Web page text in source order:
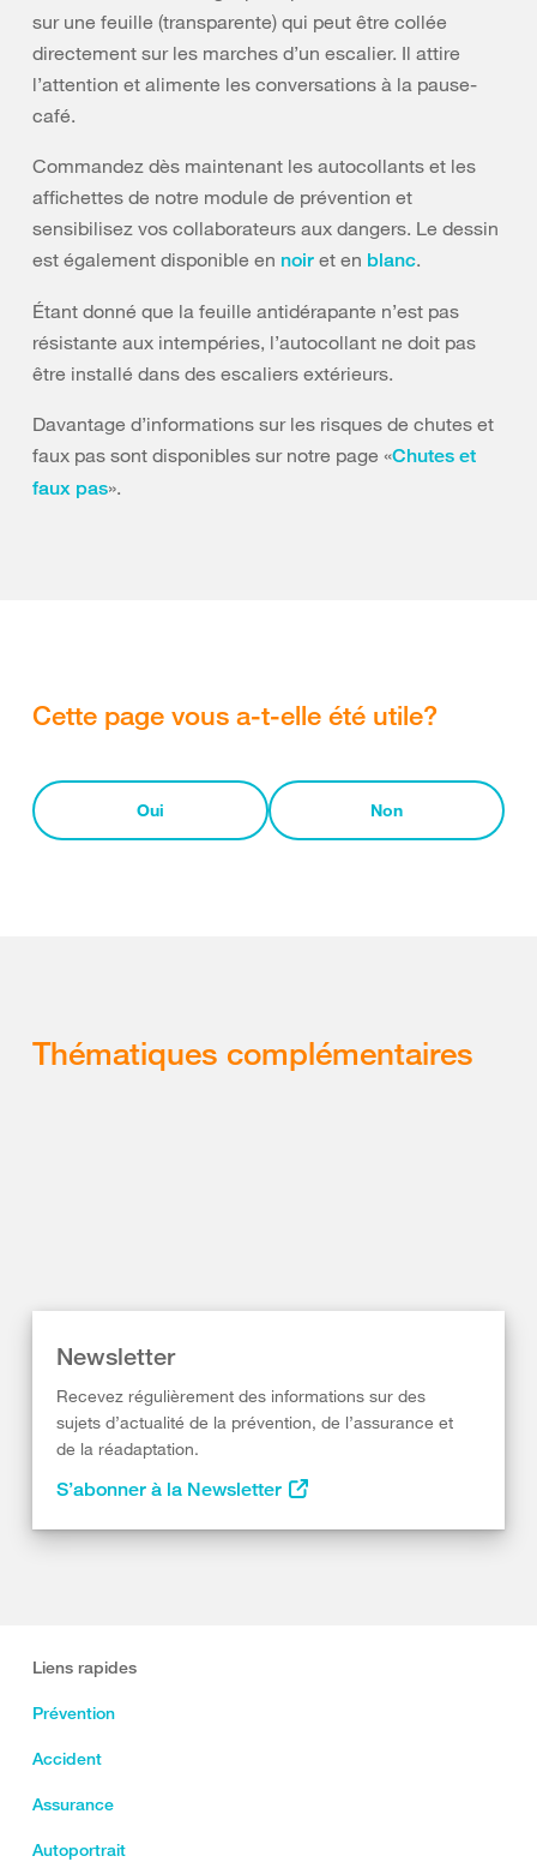
sur une feuille (transparente) qui peut être collée
directement sur les marches d’un escalier. Il attire
l’attention et alimente les conversations à la pause-
café.
Commandez dès maintenant les autocollants et les
affichettes de notre module de prévention et
sensibilisez vos collaborateurs aux dangers. Le dessin
est également disponible en noir et en blanc.
Étant donné que la feuille antidérapante n’est pas
résistante aux intempéries, l’autocollant ne doit pas
être installé dans des escaliers extérieurs.
Davantage d’informations sur les risques de chutes et
faux pas sont disponibles sur notre page «Chutes et
faux pas».
Cette page vous a-t-elle été utile?
Oui Non
Thématiques complémentaires
Newsletter
Recevez régulièrement des informations sur des
sujets d’actualité de la prévention, de l’assurance et
de la réadaptation.
S’abonner à la Newsletter
Liens rapides
Prévention
Accident
Assurance
Autoportrait